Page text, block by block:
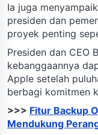
Ia juga
presiden dan
proyek penting
Presiden dan CEO
kebanggaannya
Apple setelah
berbagi komitmen
>>> Fitur Backup
Mendukung